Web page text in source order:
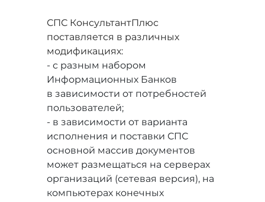
СПС КонсультантПлюс
поставляется в различных
модификациях:
- с разным набором
Информационных Банков
в зависимости от потребностей
пользователей;
- в зависимости от варианта
исполнения и поставки СПС
основной массив документов
может размещаться на серверах
организаций (сетевая версия), на
компьютерах конечных